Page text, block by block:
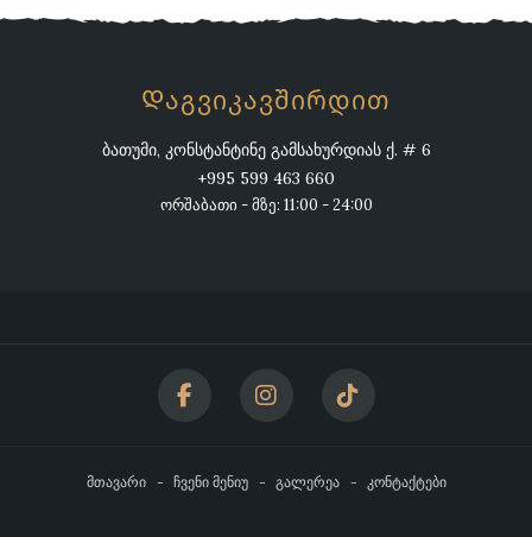
Დაგვიკავშირდით
ბათუმი, კონსტანტინე გამსახურდიას ქ. # 6
+995 599 463 660
ორშაბათი - მზე: 11:00 - 24:00
მთავარი ჩვენი მენიუ გალერეა კონტაქტები